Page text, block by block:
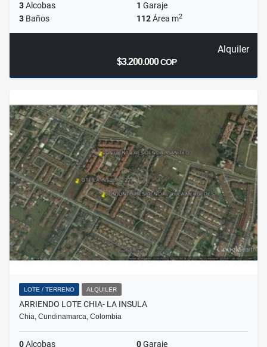
3Alcobas 1 Garaje
3 Baños 112Área m2
Alquiler
$3.200.000COP
LOTE / TERRENO ALQUILER
ARRIENDO LOTE CHIA- LA INSULA
Chia, Cundinamarca, Colombia
0Alcobas 0Garaje